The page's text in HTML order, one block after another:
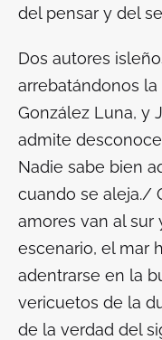
del pensar y del
Dos autores
arrebatándonos
González Luna, y
admite
Nadie sabe bien
cuando se aleja./
amores van al
escenario, el mar
adentrarse en la
vericuetos de la
de la verdad del